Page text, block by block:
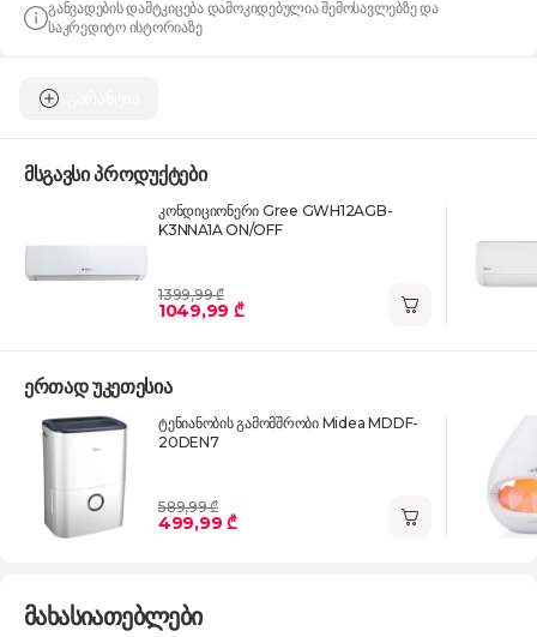
განვადების დამტკიცება დამოკიდებულია შემოსავლებზე და
საკრედიტო ისტორიაზე
მსგავსი პროდუქტები
კონდიციონერი Gree GWH12AGB-
K3NNA1A ON/OFF
1399,99 ₾
1049,99 ₾
ერთად უკეთესია
ტენიანობის გამომშრობი Midea MDDF-
20DEN7
589,99 ₾
499,99 ₾
მახასიათებლები